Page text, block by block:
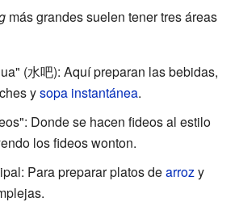
más grandes suelen tener tres áreas
(水吧): Aquí preparan las bebidas,
ysopa instantánea.
Donde se hacen fideos al estilo
los fideos wonton.
Para preparar platos dearrozy